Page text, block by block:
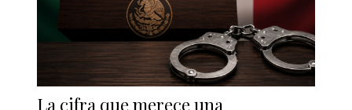
La cifra que merece una